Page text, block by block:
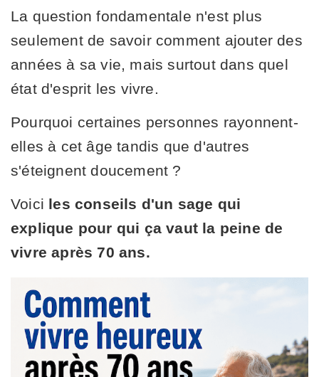
La question fondamentale n'est plus
seulement de savoir comment ajouter des
années à sa vie, mais surtout dans quel
état d'esprit les vivre.
Pourquoi certaines personnes rayonnent-
elles à cet âge tandis que d'autres
s'éteignent doucement ?
Voici les conseils d'un sage qui
explique pour qui ça vaut la peine de
vivre après 70 ans.